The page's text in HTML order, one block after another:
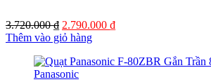
3.720.000₫ Giá
gốc
3.720.000 ₫.
2.790.000 ₫Giá
là:
Thêm vào giỏ hàng